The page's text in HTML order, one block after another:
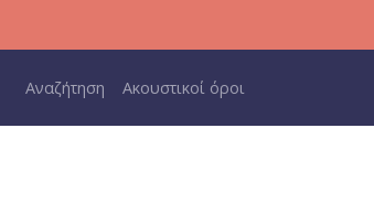
Main navigation
Αναζήτηση Ακουστικοί όροι